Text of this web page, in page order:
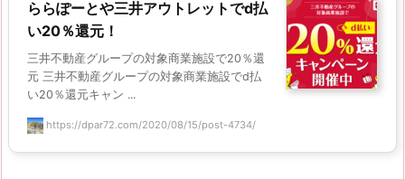
ららぽーとや三井アウトレットでd払
い20％還元！
三井不動産グループの対象商業施設で20％還
元 三井不動産グループの対象商業施設でd払
い20％還元キャン ...
https://dpar72.com/2020/08/15/post-4734/